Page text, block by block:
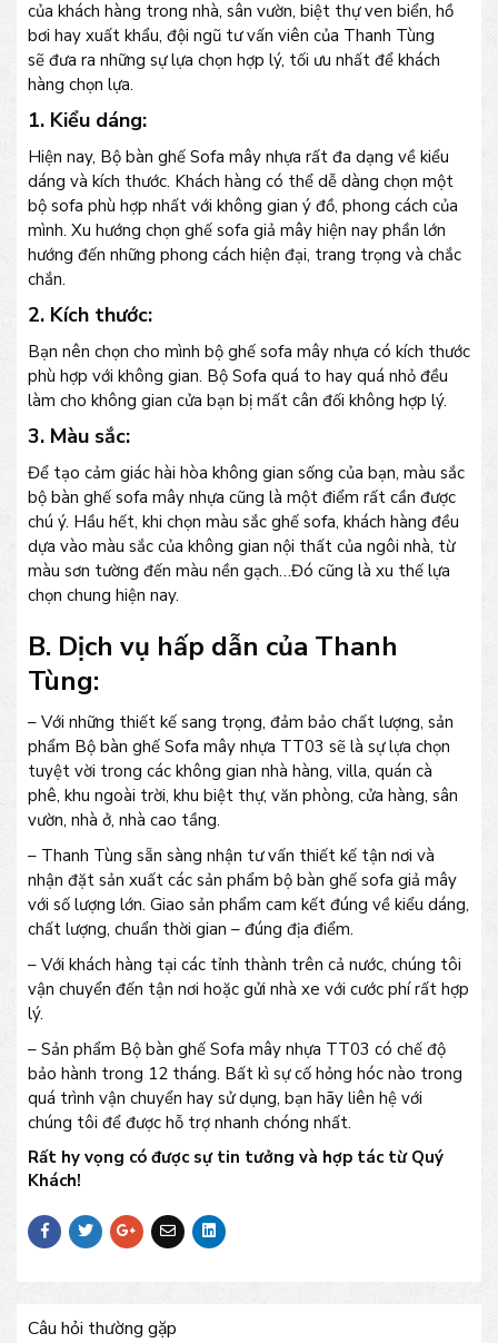
của khách hàng trong nhà, sân vườn, biệt thự ven biển, hồ
bơi hay xuất khẩu, đội ngũ tư vấn viên của Thanh Tùng
sẽ đưa ra những sự lựa chọn hợp lý, tối ưu nhất để khách
hàng chọn lựa.
1. Kiểu dáng:
Hiện nay, Bộ bàn ghế Sofa mây nhựa rất đa dạng về kiểu
dáng và kích thước. Khách hàng có thể dễ dàng chọn một
bộ sofa phù hợp nhất với không gian ý đồ, phong cách của
mình. Xu hướng chọn ghế sofa giả mây hiện nay phần lớn
hướng đến những phong cách hiện đại, trang trọng và chắc
chắn.
2. Kích thước:
Bạn nên chọn cho mình bộ ghế sofa mây nhựa có kích thước
phù hợp với không gian. Bộ Sofa quá to hay quá nhỏ đều
làm cho không gian cửa bạn bị mất cân đối không hợp lý.
3. Màu sắc:
Để tạo cảm giác hài hòa không gian sống của bạn, màu sắc
bộ bàn ghế sofa mây nhựa cũng là một điểm rất cần được
chú ý. Hầu hết, khi chọn màu sắc ghế sofa, khách hàng đều
dựa vào màu sắc của không gian nội thất của ngôi nhà, từ
màu sơn tường đến màu nền gạch…Đó cũng là xu thế lựa
chọn chung hiện nay.
B. Dịch vụ hấp dẫn của Thanh
Tùng:
– Với những thiết kế sang trọng, đảm bảo chất lượng, sản
phẩm Bộ bàn ghế Sofa mây nhựa TT03 sẽ là sự lựa chọn
tuyệt vời trong các không gian nhà hàng, villa, quán cà
phê, khu ngoài trời, khu biệt thự, văn phòng, cửa hàng, sân
vườn, nhà ở, nhà cao tầng.
– Thanh Tùng sẵn sàng nhận tư vấn thiết kế tận nơi và
nhận đặt sản xuất các sản phẩm bộ bàn ghế sofa giả mây
với số lượng lớn. Giao sản phẩm cam kết đúng về kiểu dáng,
chất lượng, chuẩn thời gian – đúng địa điểm.
– Với khách hàng tại các tỉnh thành trên cả nước, chúng tôi
vận chuyển đến tận nơi hoặc gửi nhà xe với cước phí rất hợp
lý.
– Sản phẩm Bộ bàn ghế Sofa mây nhựa TT03 có chế độ
bảo hành trong 12 tháng. Bất kì sự cố hỏng hóc nào trong
quá trình vận chuyển hay sử dụng, bạn hãy liên hệ với
chúng tôi để được hỗ trợ nhanh chóng nhất.
Rất hy vọng có được sự tin tưởng và hợp tác từ Quý
Khách!
Câu hỏi thường gặp